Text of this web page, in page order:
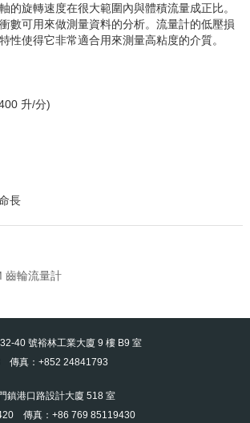
的旋轉速度在很大範圍內與體積流量成正比。
數可用來做測量資料的分析。流量計的低壓損
性使得它非常適合用來測量高粘度的介質。
升/分)
長
齒輪流量計
40 號裕林工業大廈 9 樓 B9 室
傳真：+852 24841793
鎮港口路設計大廈 518 室
傳真：+86 769 85119430